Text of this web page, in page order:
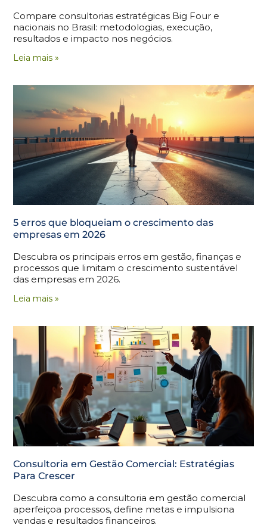
Compare consultorias estratégicas Big Four e
nacionais no Brasil: metodologias, execução,
resultados e impacto nos negócios.
Leia mais »
5 erros que bloqueiam o crescimento das
empresas em 2026
Descubra os principais erros em gestão, finanças e
processos que limitam o crescimento sustentável
das empresas em 2026.
Leia mais »
Consultoria em Gestão Comercial: Estratégias
Para Crescer
Descubra como a consultoria em gestão comercial
aperfeiçoa processos, define metas e impulsiona
vendas e resultados financeiros.